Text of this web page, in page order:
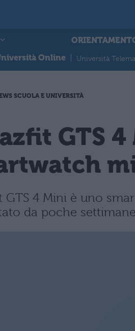
Online
Università
SCUOLA E UNIVERSITÀ
GTS
GTS 4 Mini è uno
da poche